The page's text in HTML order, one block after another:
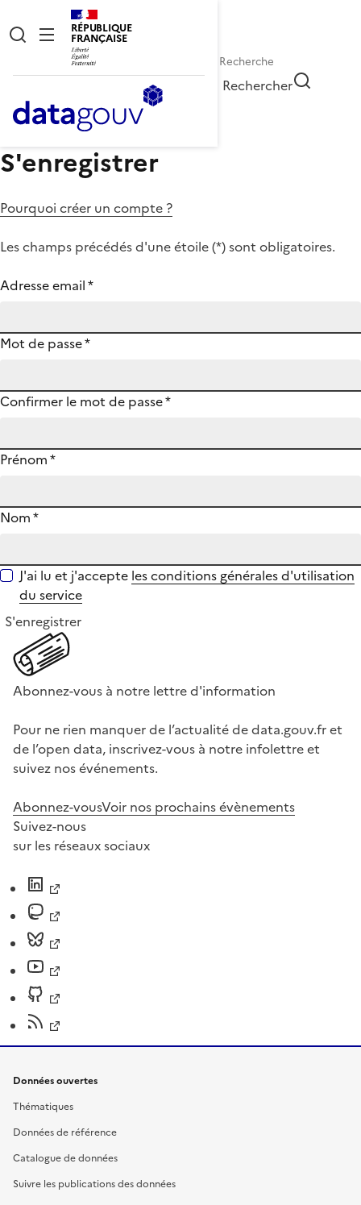
RÉPUBLIQUE
FRANÇAISE
Rechercher
S'enregistrer
Pourquoi créer un compte ?
Les champs précédés d'une étoile (*) sont obligatoires.
Adresse email*
Mot de passe*
Confirmer le mot de passe*
Prénom*
Nom*
J'ai lu et j'accepte les conditions générales d'utilisation
du service
S'enregistrer
Abonnez-vous à notre lettre d'information
Pour ne rien manquer de l’actualité de data.gouv.fr et
de l’open data, inscrivez-vous à notre infolettre et
suivez nos événements.
Abonnez-vousVoir nos prochains évènements
Suivez-nous
sur les réseaux sociaux
Données ouvertes
Thématiques
Données de référence
Catalogue de données
Suivre les publications des données